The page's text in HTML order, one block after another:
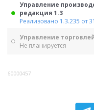
Управление
редакция 1.3
Реализовано 1.3.235 от
Управление
Не планируется
60000457